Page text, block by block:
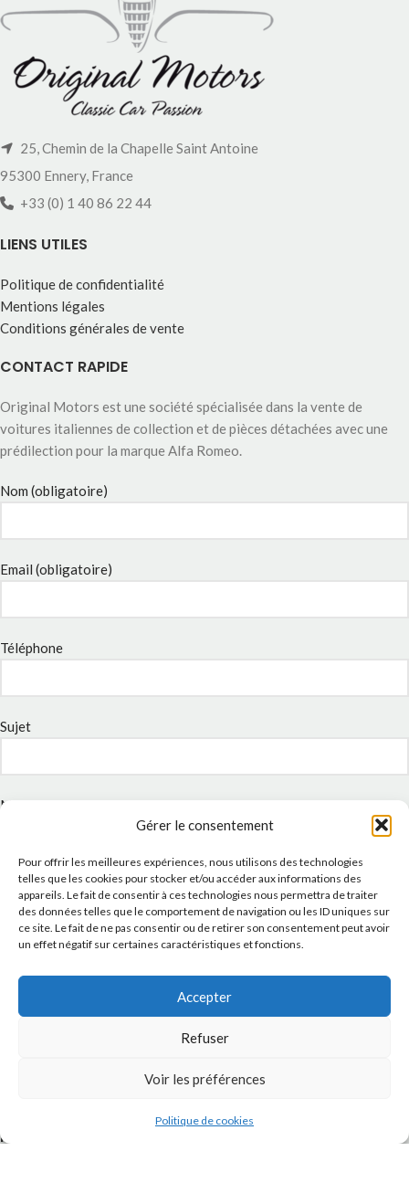
Gérer le consentement
Pour offrir les meilleures expériences, nous utilisons des technologies
telles que les cookies pour stocker et/ou accéder aux informations des
appareils. Le fait de consentir à ces technologies nous permettra de traiter
des données telles que le comportement de navigation ou les ID uniques sur
ce site. Le fait de ne pas consentir ou de retirer son consentement peut avoir
un effet négatif sur certaines caractéristiques et fonctions.
Accepter
Refuser
Voir les préférences
Politique de cookies
25, Chemin de la Chapelle Saint Antoine
95300 Ennery, France
+33 (0) 1 40 86 22 44
LIENS UTILES
Politique de confidentialité
Mentions légales
Conditions générales de vente
CONTACT RAPIDE
Original Motors est une société spécialisée dans la vente de
voitures italiennes de collection et de pièces détachées avec une
prédilection pour la marque Alfa Romeo.
Nom (obligatoire)
Email (obligatoire)
Téléphone
Sujet
Message
J'accepte laPolitique de confidentialitéde ce site.
INSTAGRAM